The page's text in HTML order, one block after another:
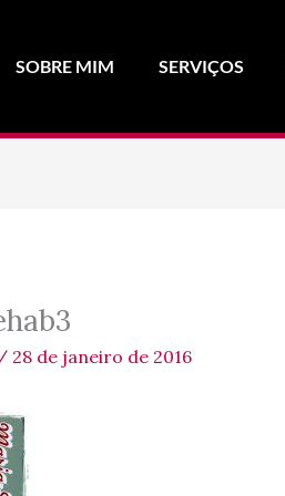
SOBRE MIM SERVIÇOS
/ 28 de janeiro de 2016